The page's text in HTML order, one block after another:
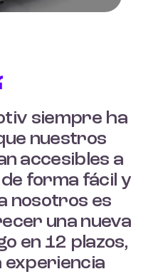
siempre ha
nuestros
accesibles a
forma fácil y
nosotros es
una nueva
en 12 plazos,
experiencia